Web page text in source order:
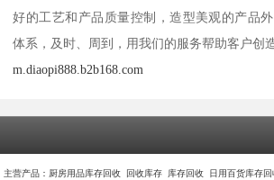
好的工艺和产品质量控制，造型美观的产品
体系，及时、周到，用我们的服务帮助客户创
m.diaopi888.b2b168.com
主营产品：厨房用品库存回收 回收库存 库存回收 日用百货库存